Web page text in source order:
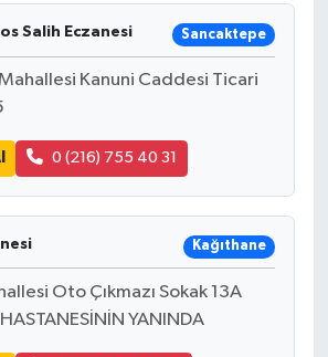
Salih Eczanesi Sancaktepe
Kanuni Caddesi Ticari
0 (216) 755 40 31
Kağıthane
Oto Çıkmazı Sokak 13A
YANINDA